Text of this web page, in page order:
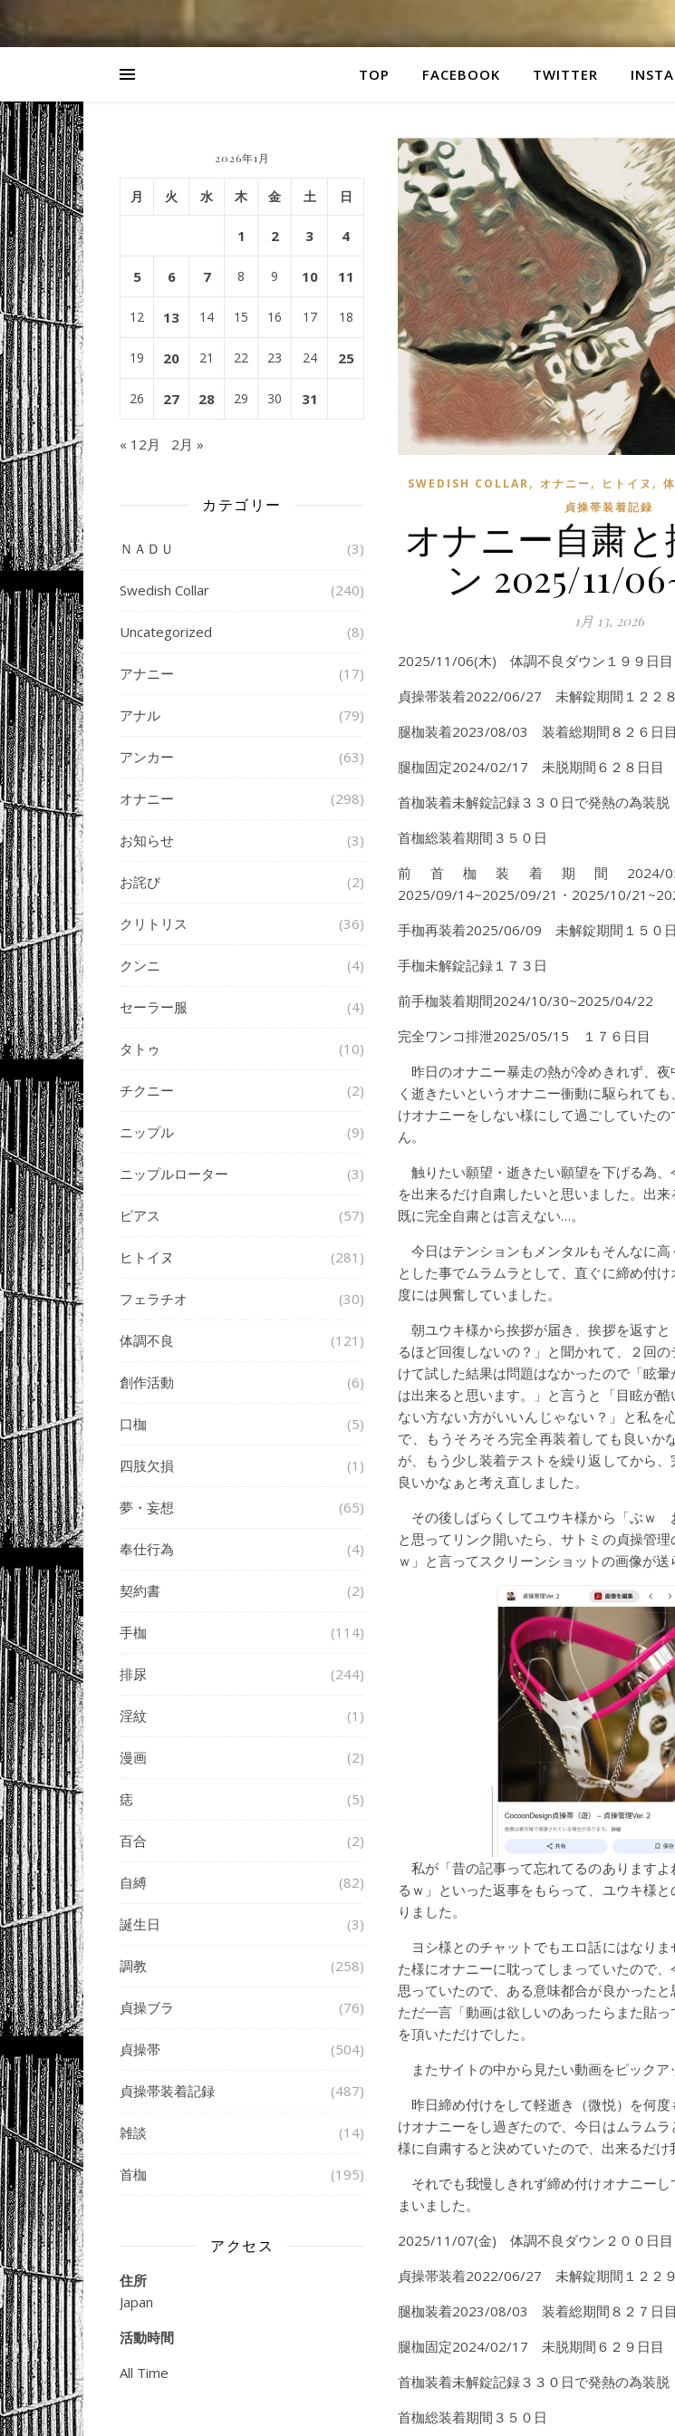
TOP FACEBOOK TWITTER
2026年1月
月 火 水 木 金 土 日
1 2 3 4
5 6 7 8 9 10 11
12 13 14 15 16 17 18
19 20 21 22 23 24 25
26 27 28 29 30 31
« 12月 2月 »
カテゴリー
ＮＡＤＵ (3)
Swedish Collar (240)
Uncategorized (8)
アナニー (17)
アナル (79)
アンカー (63)
オナニー (298)
お知らせ (3)
お詫び (2)
クリトリス (36)
クンニ (4)
セーラー服 (4)
タトゥ (10)
チクニー (2)
ニップル (9)
ニップルローター (3)
ピアス (57)
ヒトイヌ (281)
フェラチオ (30)
体調不良 (121)
創作活動 (6)
口枷 (5)
四肢欠損 (1)
夢・妄想 (65)
奉仕行為 (4)
契約書 (2)
手枷 (114)
排尿 (244)
淫紋 (1)
漫画 (2)
痣 (5)
百合 (2)
自縛 (82)
誕生日 (3)
調教 (258)
貞操ブラ (76)
貞操帯 (504)
貞操帯装着記録 (487)
雑談 (14)
首枷 (195)
アクセス
住所
Japan
活動時間
All Time
SWEDISH COLLAR, オナニー, ヒトイヌ ,
貞操帯装着記録
オナニー自粛
ン 2025/11/
1月 13, 2026
2025/11/06(木) 体調不良ダウン１９９日目
貞操帯装着2022/06/27 未解錠期間１２２
腿枷装着2023/08/03 装着総期間８２６日目
腿枷固定2024/02/17 未脱期間６２８日目
首枷装着未解錠記録３３０日で発熱の為装脱
首枷総装着期間３５０日
前首枷装着期間2024/05/
2025/09/14~2025/09/21・2025/10/
手枷再装着2025/06/09 未解錠期間１５０
手枷未解錠記録１７３日
前手枷装着期間2024/10/30~2025/04/22
完全ワンコ排泄2025/05/15 １７６日目
昨日のオナニー暴走の熱が冷めきれず、夜
く逝きたいというオナニー衝動に駆られて
けオナニーをしない様にして過ごしていた
ん。
触りたい願望・逝きたい願望を下げる為、
を出来るだけ自粛したいと思いました。出
既に完全自粛とは言えない…。
今日はテンションもメンタルもそんなに高
とした事でムラムラとして、直ぐに締め付
度には興奮していました。
朝ユウキ様から挨拶が届き、挨拶を返すと
るほど回復しないの？」と聞かれて、２回
けて試した結果は問題はなかったので「眩
は出来ると思います。」と言うと「目眩が
ない方ない方がいいんじゃない？」と私を
で、もうそろそろ完全再装着しても良いか
が、もう少し装着テストを繰り返してから
良いかなぁと考え直しました。
その後しばらくしてユウキ様から「ぶｗ
と思ってリンク開いたら、サトミの貞操管
ｗ」と言ってスクリーンショットの画像が送
私が「昔の記事って忘れてるのありますよ
るｗ」といった返事をもらって、ユウキ様
りました。
ヨシ様とのチャットでもエロ話にはなりま
た様にオナニーに耽ってしまっていたので
思っていたので、ある意味都合が良かった
ただ一言「動画は欲しいのあったらまた貼
を頂いただけでした。
またサイトの中から見たい動画をピックア
昨日締め付けをして軽逝き（微悦）を何度
けオナニーをし過ぎたので、今日はムラム
様に自粛すると決めていたので、出来るだけ
それでも我慢しきれず締め付けオナニーし
まいました。
2025/11/07(金) 体調不良ダウン２００日目
貞操帯装着2022/06/27 未解錠期間１２２
腿枷装着2023/08/03 装着総期間８２７日目
腿枷固定2024/02/17 未脱期間６２９日目
首枷装着未解錠記録３３０日で発熱の為装脱
首枷総装着期間３５０日